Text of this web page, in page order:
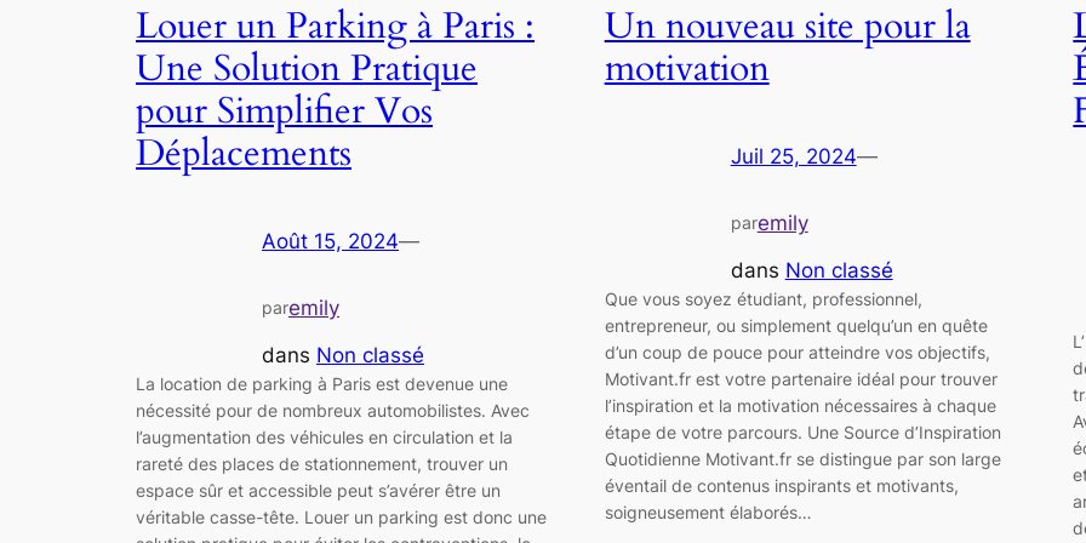
Louer un Parking à Paris :
Une Solution Pratique
pour Simplifier Vos
Déplacements
Août 15, 2024—
paremily
dans Non classé
La location de parking à Paris est devenue une
nécessité pour de nombreux automobilistes. Avec
l’augmentation des véhicules en circulation et la
rareté des places de stationnement, trouver un
espace sûr et accessible peut s’avérer être un
véritable casse-tête. Louer un parking est donc une
Un nouveau site pour la
motivation
Juil 25, 2024—
paremily
dans Non classé
Que vous soyez étudiant, professionnel,
entrepreneur, ou simplement quelqu’un en quête
d’un coup de pouce pour atteindre vos objectifs,
Motivant.fr est votre partenaire idéal pour trouver
l’inspiration et la motivation nécessaires à chaque
étape de votre parcours. Une Source d’Inspiration
Quotidienne Motivant.fr se distingue par son large
éventail de contenus inspirants et motivants,
soigneusement élaborés…